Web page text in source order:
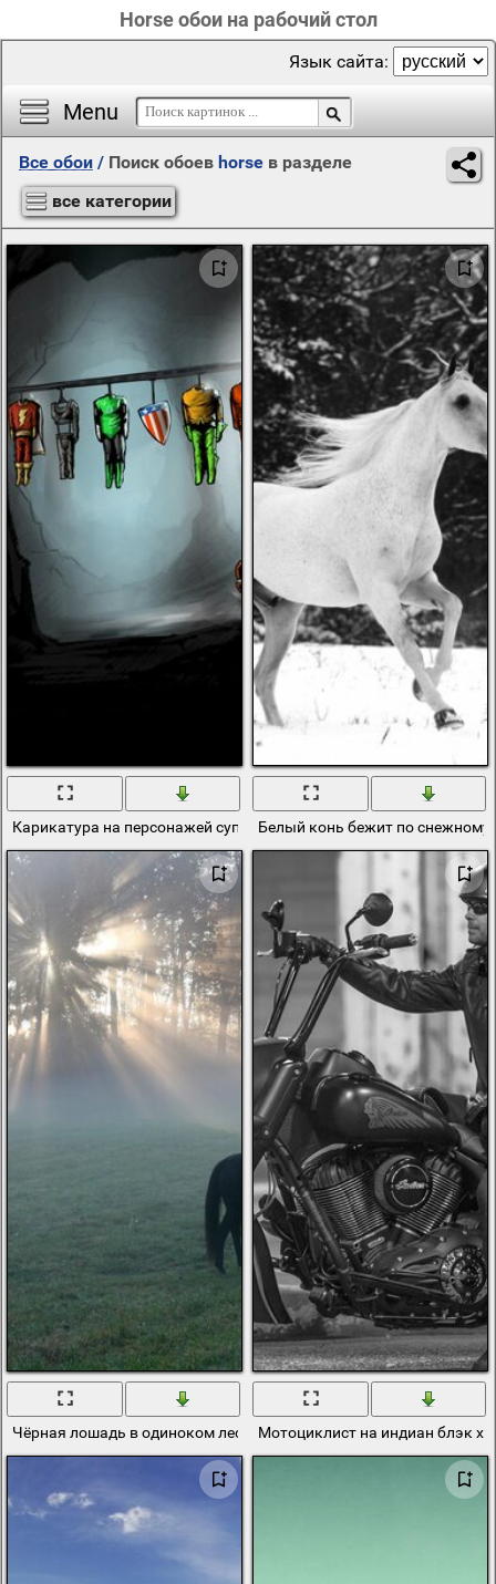
Horse обои на рабочий стол
Menu
Язык сайта:
Все обои / Поиск обоев horse в разделе
все категории
Карикатура на персонажей супергероев в пещере
Белый конь бежит по
Чёрная лошадь в одиноком лесу Мотоциклист на индиан блэк